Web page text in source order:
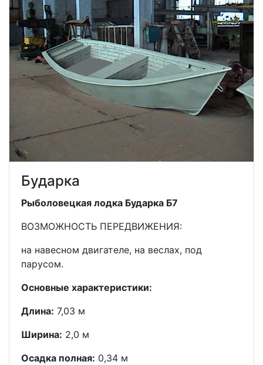
Бударка
Рыболовецкая лодка Бударка Б7
ВОЗМОЖНОСТЬ ПЕРЕДВИЖЕНИЯ:
на навесном двигателе, на веслах, под
парусом.
Основные характеристики:
Длина: 7,03 м
Ширина: 2,0 м
Осадка полная: 0,34 м